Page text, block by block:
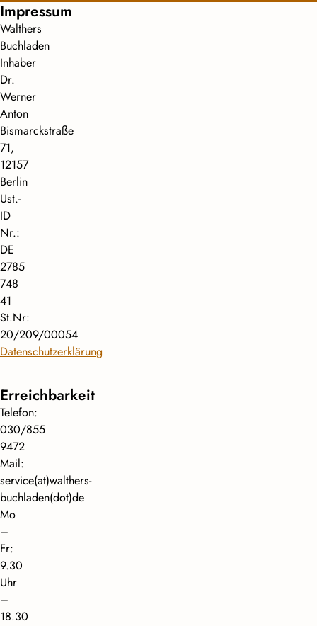
Impressum
Walthers
Buchladen
Inhaber
Dr.
Werner
Anton
Bismarckstraße
71,
12157
Berlin
Ust.-
ID
Nr.:
DE
2785
748
41
St.Nr:
20/209/00054
Datenschutzerklärung
Erreichbarkeit
Telefon:
030/855
9472
Mail:
service(at)walthers-
buchladen(dot)de
Mo
–
Fr:
9.30
Uhr
–
18.30